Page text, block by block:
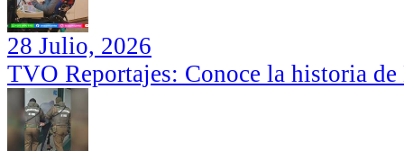
28 Julio, 2026
TVO Reportajes: Conoce la historia